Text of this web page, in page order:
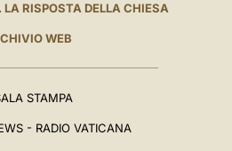
RISPOSTA DELLA CHIESA
WEB
STAMPA
- RADIO VATICANA